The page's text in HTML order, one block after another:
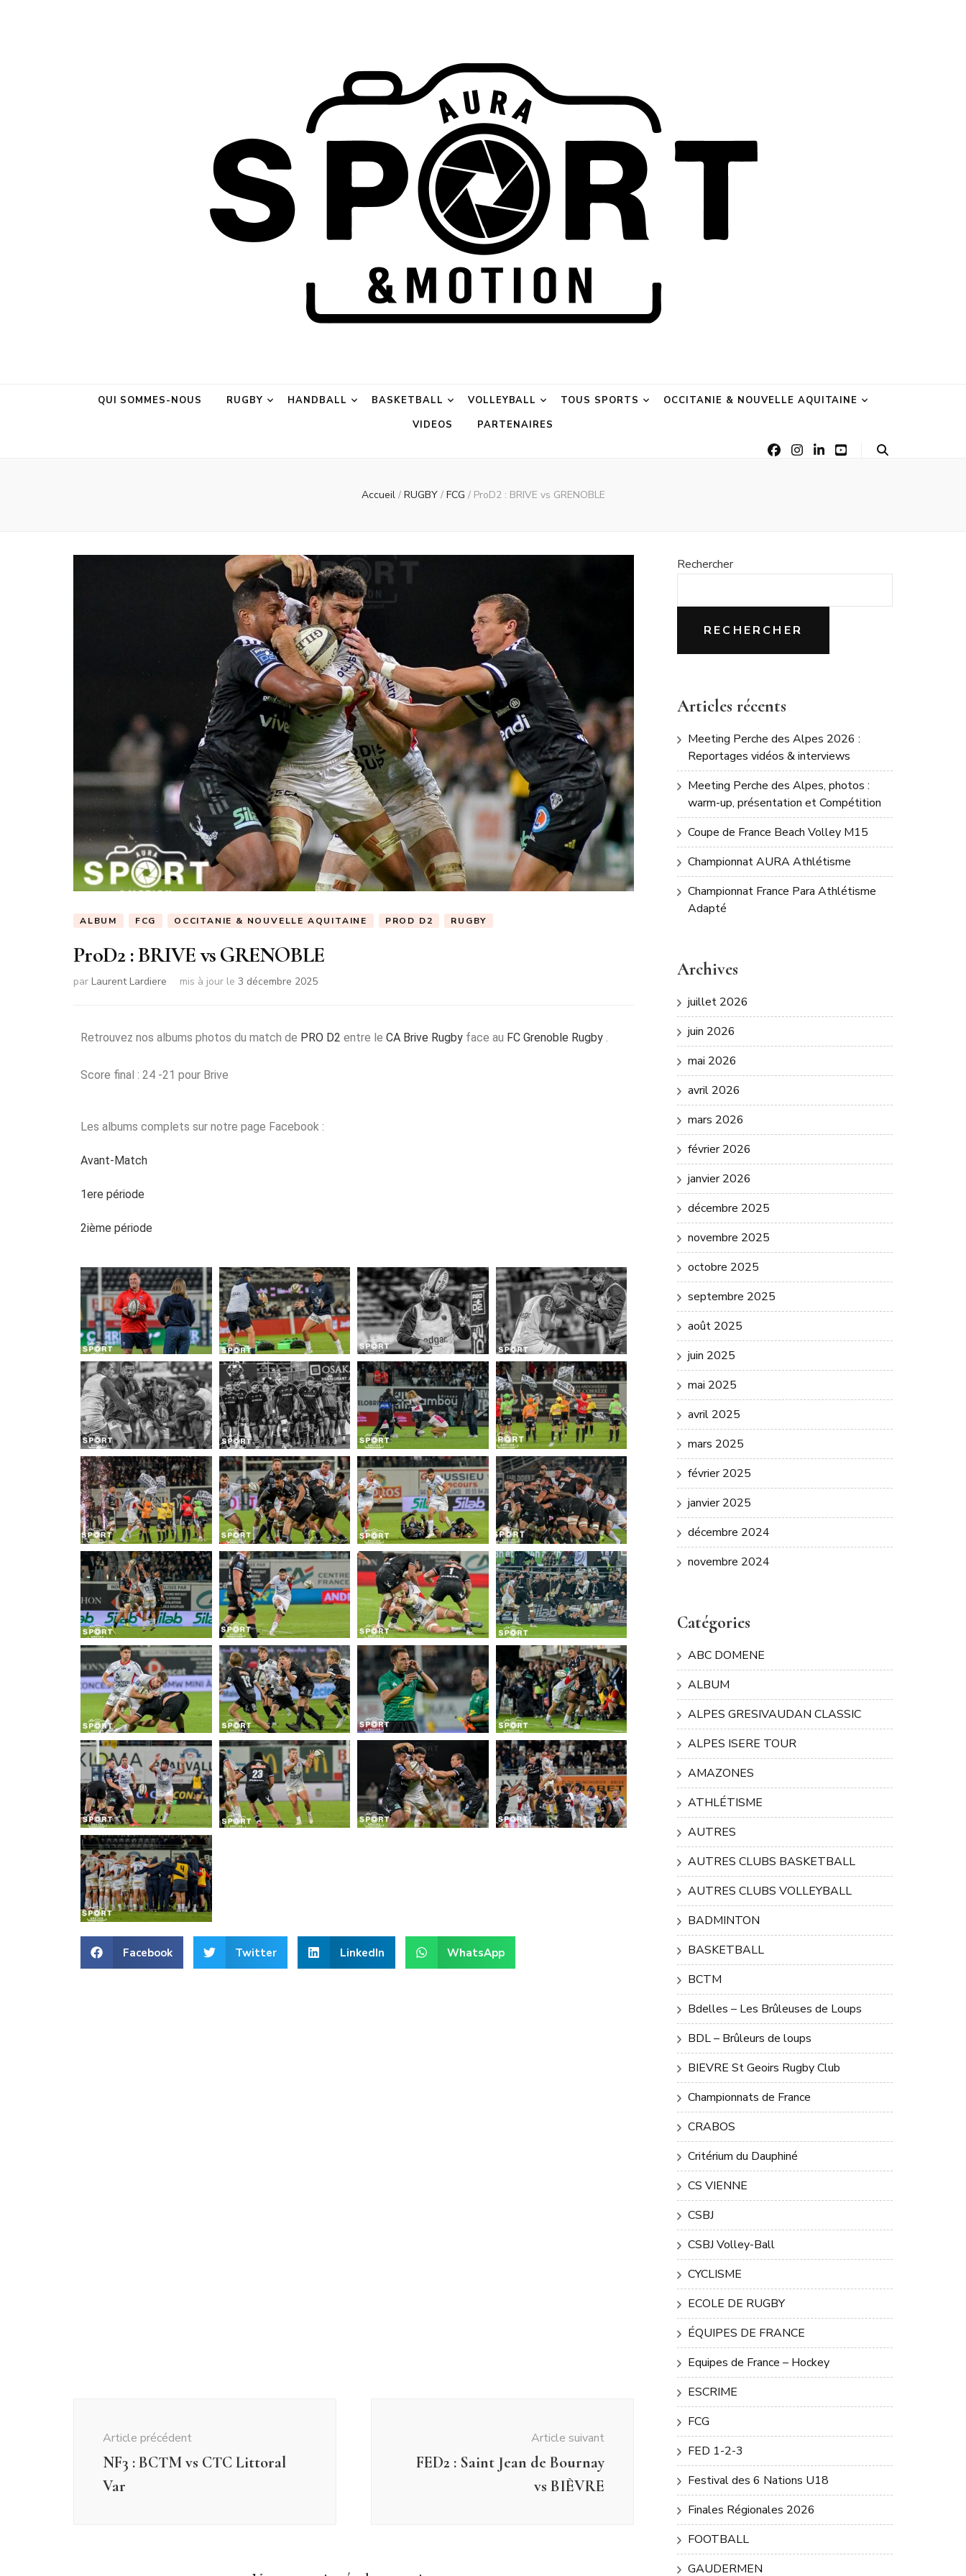
QUI SOMMES-NOUS RUGBY HANDBALL BASKETBALL VOLLEYBALL TOUS SPORTS
OCCITANIE & NOUVELLE AQUITAINE
VIDEOS
PARTENAIRES
Accueil / RUGBY / FCG / ProD2 : BRIVE vs GRENOBLE
ALBUM FCG OCCITANIE & NOUVELLE AQUITAINE PROD D2 RUGBY
ProD2 : BRIVE vs GRENOBLE
par Laurent Lardiere mis à jour le 3 décembre 2025
Retrouvez nos albums photos du match de PRO D2 entre le CA Brive Rugby face au FC Grenoble Rugby .
Score final : 24 -21 pour Brive
Les albums complets sur notre page Facebook :
Avant-Match
1ere période
2ième période
Facebook Twitter LinkedIn WhatsApp
Article précédent
NF3 : BCTM vs CTC Littoral
Var
Article suivant
FED2 : Saint Jean de Bournay
vs BIÈVRE
Rechercher
RECHERCHER
Articles récents
Meeting Perche des Alpes 2026 :
Reportages vidéos & interviews
Meeting Perche des Alpes, photos :
warm-up, présentation et Compétition
Coupe de France Beach Volley M15
Championnat AURA Athlétisme
Championnat France Para Athlétisme
Adapté
Archives
juillet 2026
juin 2026
mai 2026
avril 2026
mars 2026
février 2026
janvier 2026
décembre 2025
novembre 2025
octobre 2025
septembre 2025
août 2025
juin 2025
mai 2025
avril 2025
mars 2025
février 2025
janvier 2025
décembre 2024
novembre 2024
Catégories
ABC DOMENE
ALBUM
ALPES GRESIVAUDAN CLASSIC
ALPES ISERE TOUR
AMAZONES
ATHLÉTISME
AUTRES
AUTRES CLUBS BASKETBALL
AUTRES CLUBS VOLLEYBALL
BADMINTON
BASKETBALL
BCTM
Bdelles – Les Brûleuses de Loups
BDL – Brûleurs de loups
BIEVRE St Geoirs Rugby Club
Championnats de France
CRABOS
Critérium du Dauphiné
CS VIENNE
CSBJ
CSBJ Volley-Ball
CYCLISME
ECOLE DE RUGBY
ÉQUIPES DE FRANCE
Equipes de France – Hockey
ESCRIME
FCG
FED 1-2-3
Festival des 6 Nations U18
Finales Régionales 2026
FOOTBALL
GAUDERMEN